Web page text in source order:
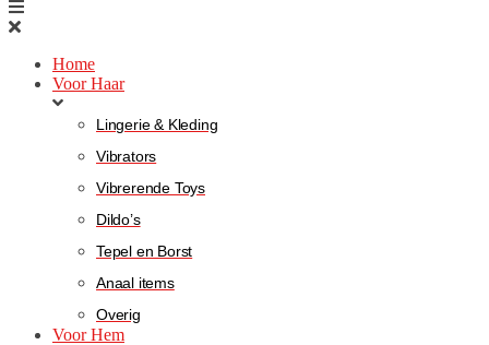
Home
Voor Haar
Lingerie & Kleding
Vibrators
Vibrerende Toys
Dildo’s
Tepel en Borst
Anaal items
Overig
Voor Hem